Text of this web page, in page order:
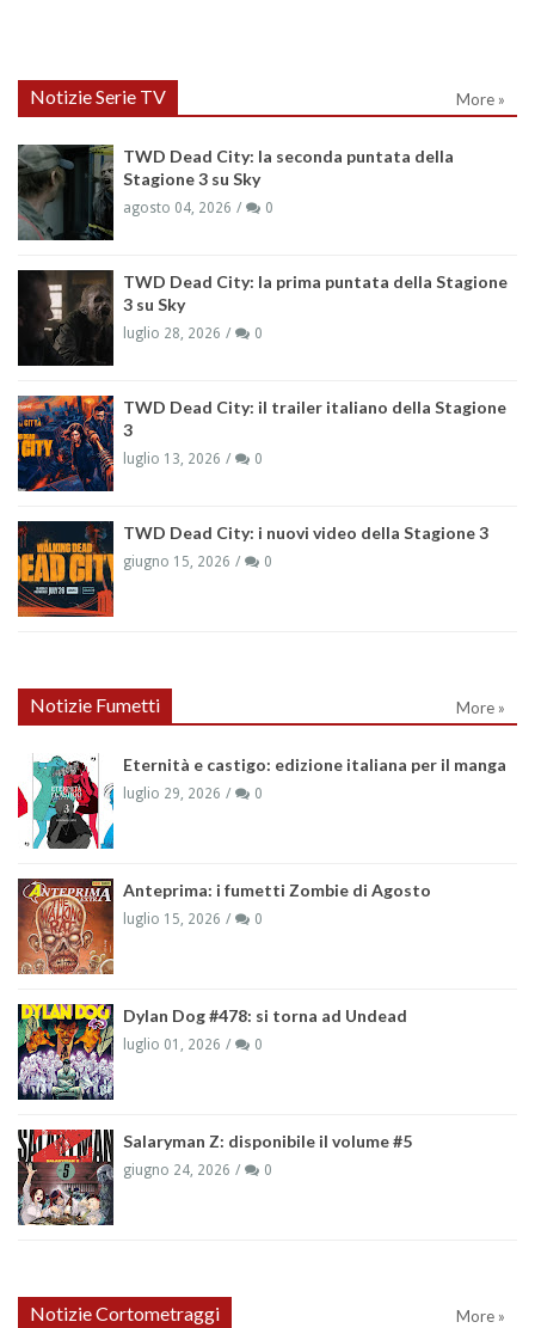
Notizie Serie TV More »
TWD Dead City: la seconda puntata della
Stagione 3 su Sky
agosto 04, 2026 0
TWD Dead City: la prima puntata della Stagione
3 su Sky
luglio 28, 2026 0
TWD Dead City: il trailer italiano della Stagione
3
luglio 13, 2026 0
TWD Dead City: i nuovi video della Stagione 3
giugno 15, 2026 0
Notizie Fumetti More »
Eternità e castigo: edizione italiana per il manga
luglio 29, 2026 0
Anteprima: i fumetti Zombie di Agosto
luglio 15, 2026 0
Dylan Dog #478: si torna ad Undead
luglio 01, 2026 0
Salaryman Z: disponibile il volume #5
giugno 24, 2026 0
Notizie Cortometraggi More »